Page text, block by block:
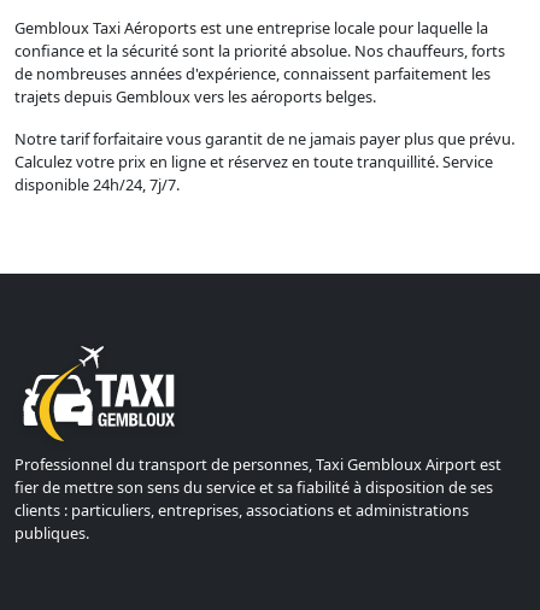
Gembloux Taxi Aéroports est une entreprise locale pour laquelle la
confiance et la sécurité sont la priorité absolue. Nos chauffeurs, forts
de nombreuses années d'expérience, connaissent parfaitement les
trajets depuis Gembloux vers les aéroports belges.
Notre tarif forfaitaire vous garantit de ne jamais payer plus que prévu.
Calculez votre prix en ligne et réservez en toute tranquillité. Service
disponible 24h/24, 7j/7.
Professionnel du transport de personnes, Taxi Gembloux Airport est
fier de mettre son sens du service et sa fiabilité à disposition de ses
clients : particuliers, entreprises, associations et administrations
publiques.